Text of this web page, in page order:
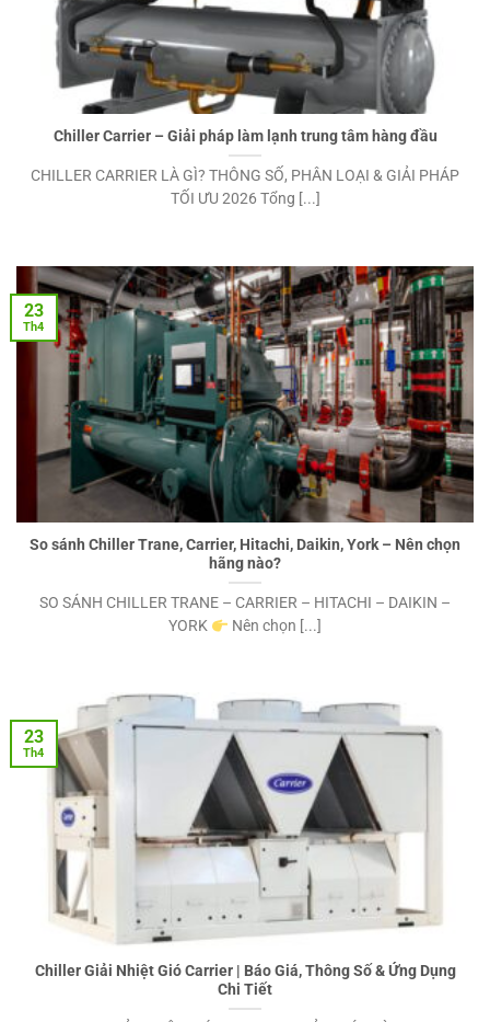
Chiller Carrier – Giải pháp làm lạnh trung tâm hàng đầu
CHILLER CARRIER LÀ GÌ? THÔNG SỐ, PHÂN LOẠI & GIẢI PHÁP
TỐI ƯU 2026 Tổng [...]
So sánh Chiller Trane, Carrier, Hitachi, Daikin, York – Nên chọn
hãng nào?
SO SÁNH CHILLER TRANE – CARRIER – HITACHI – DAIKIN –
YORK
Nên chọn [...]
23
Th4
Chiller Giải Nhiệt Gió Carrier | Báo Giá, Thông Số & Ứng Dụng
Chi Tiết
23
Th4